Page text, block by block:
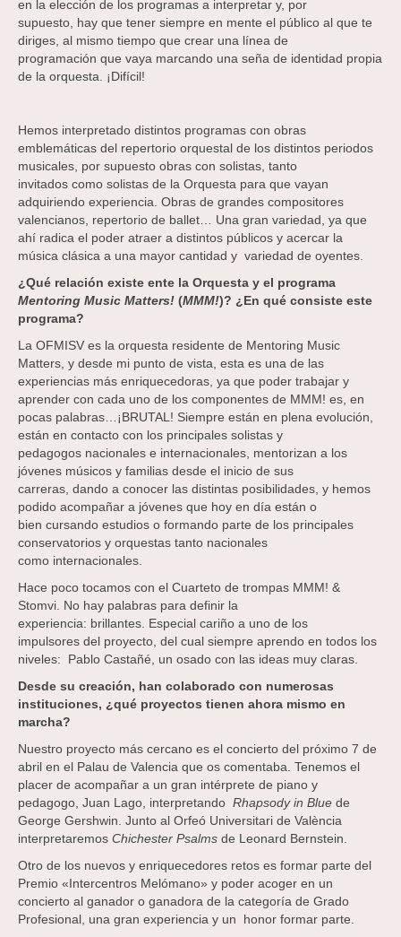
en la elección de los programas a interpretar y, por
supuesto, hay que tener siempre en mente el público al que te
diriges, al mismo tiempo que crear una línea de
programación que vaya marcando una seña de identidad propia
de la orquesta. ¡Difícil!
Hemos interpretado distintos programas con obras
emblemáticas del repertorio orquestal de los distintos periodos
musicales, por supuesto obras con solistas, tanto
invitados como solistas de la Orquesta para que vayan
adquiriendo experiencia. Obras de grandes compositores
valencianos, repertorio de ballet… Una gran variedad, ya que
ahí radica el poder atraer a distintos públicos y acercar la
música clásica a una mayor cantidad y variedad de oyentes.
¿Qué relación existe ente la Orquesta y el programa
Mentoring Music Matters! (MMM!)? ¿En qué consiste este
programa?
La OFMISV es la orquesta residente de Mentoring Music
Matters, y desde mi punto de vista, esta es una de las
experiencias más enriquecedoras, ya que poder trabajar y
aprender con cada uno de los componentes de MMM! es, en
pocas palabras…¡BRUTAL! Siempre están en plena evolución,
están en contacto con los principales solistas y
pedagogos nacionales e internacionales, mentorizan a los
jóvenes músicos y familias desde el inicio de sus
carreras, dando a conocer las distintas posibilidades, y hemos
podido acompañar a jóvenes que hoy en día están o
bien cursando estudios o formando parte de los principales
conservatorios y orquestas tanto nacionales
como internacionales.
Hace poco tocamos con el Cuarteto de trompas MMM! &
Stomvi. No hay palabras para definir la
experiencia: brillantes. Especial cariño a uno de los
impulsores del proyecto, del cual siempre aprendo en todos los
niveles: Pablo Castañé, un osado con las ideas muy claras.
Desde su creación, han colaborado con numerosas
instituciones, ¿qué proyectos tienen ahora mismo en
marcha?
Nuestro proyecto más cercano es el concierto del próximo 7 de
abril en el Palau de Valencia que os comentaba. Tenemos el
placer de acompañar a un gran intérprete de piano y
pedagogo, Juan Lago, interpretando Rhapsody in Blue de
George Gershwin. Junto al Orfeó Universitari de València
interpretaremos Chichester Psalms de Leonard Bernstein.
Otro de los nuevos y enriquecedores retos es formar parte del
Premio «Intercentros Melómano» y poder acoger en un
concierto al ganador o ganadora de la categoría de Grado
Profesional, una gran experiencia y un honor formar parte.